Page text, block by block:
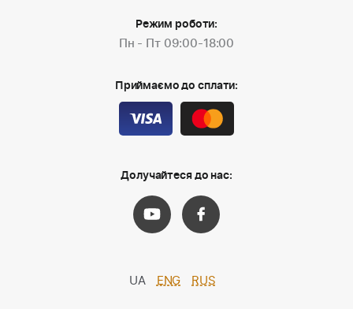
Режим роботи:
Пн - Пт 09:00-18:00
Приймаємо до сплати:
Долучайтеся до нас:
UA ENG RUS